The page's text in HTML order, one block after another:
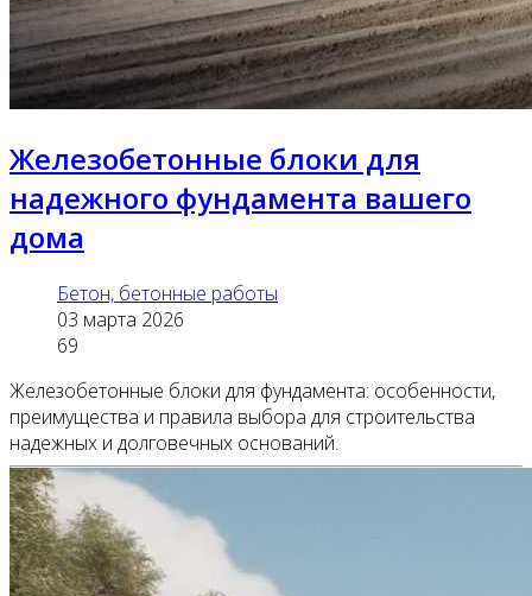
Железобетонные блоки для
надежного фундамента вашего
дома
Бетон, бетонные работы
03 марта 2026
69
Железобетонные блоки для фундамента: особенности,
преимущества и правила выбора для строительства
надежных и долговечных оснований.